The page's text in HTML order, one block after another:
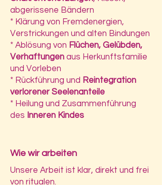
abgerissene Bändern
* Klärung von Fremdenergien,
Verstrickungen und alten Bindungen
* Ablösung von Flüchen, Gelübden,
Verhaftungen aus Herkunftsfamilie
und Vorleben
* Rückführung und Reintegration
verlorener Seelenanteile
* Heilung und Zusammenführung
des Inneren Kindes
Wie wir arbeiten
Unsere Arbeit ist klar, direkt und frei
von ritualen.